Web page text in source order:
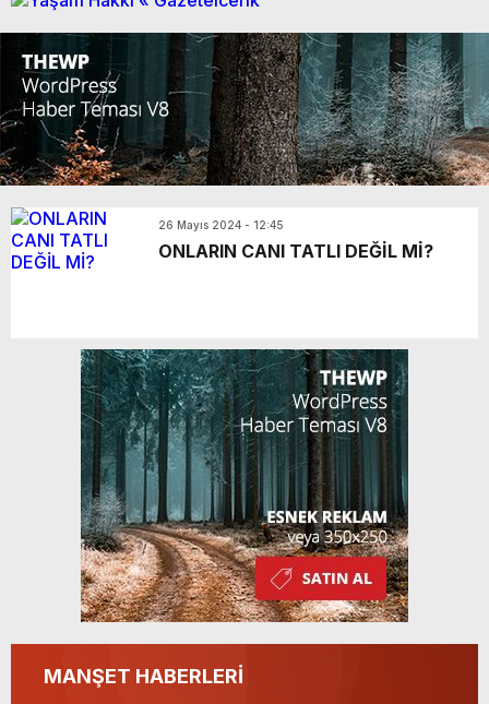
26 Mayıs 2024 - 12:45
ONLARIN CANI TATLI DEĞİL Mİ?
MANŞET HABERLERİ